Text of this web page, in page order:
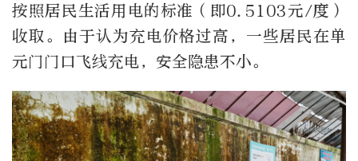
按照居民生活用电的标准（即0.5103元/度）
收取。由于认为充电价格过高，一些居民在单
元门门口飞线充电，安全隐患不小。